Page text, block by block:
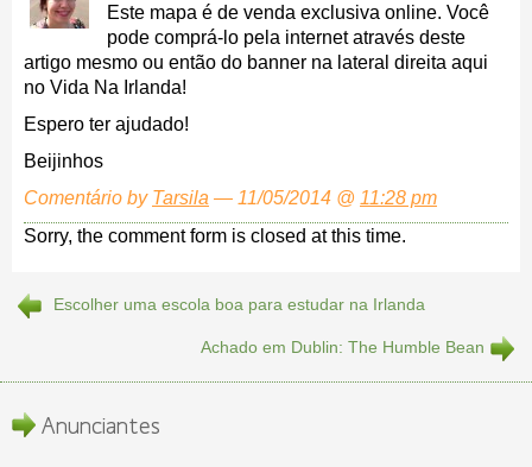
Este mapa é de venda exclusiva online. Você
pode comprá-lo pela internet através deste
artigo mesmo ou então do banner na lateral direita aqui
no Vida Na Irlanda!
Espero ter ajudado!
Beijinhos
Comentário by Tarsila — 11/05/2014 @ 11:28 pm
Sorry, the comment form is closed at this time.
Escolher uma escola boa para estudar na Irlanda
Achado em Dublin: The Humble Bean
Anunciantes